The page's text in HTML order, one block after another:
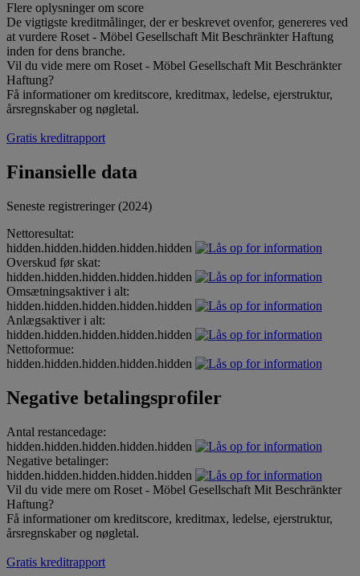
Flere oplysninger om score
De vigtigste kreditmålinger, der er beskrevet ovenfor, genereres ved
at vurdere Roset - Möbel Gesellschaft Mit Beschränkter Haftung
inden for dens branche.
Vil du vide mere om Roset - Möbel Gesellschaft Mit Beschränkter
Haftung?
Få informationer om kreditscore, kreditmax, ledelse, ejerstruktur,
årsregnskaber og nøgletal.
Gratis kreditrapport
Finansielle data
Seneste registreringer (2024)
Nettoresultat:
hidden.hidden.hidden.hidden.hidden
Overskud før skat:
hidden.hidden.hidden.hidden.hidden
Omsætningsaktiver i alt:
hidden.hidden.hidden.hidden.hidden
Anlægsaktiver i alt:
hidden.hidden.hidden.hidden.hidden
Nettoformue:
hidden.hidden.hidden.hidden.hidden
Negative betalingsprofiler
Antal restancedage:
hidden.hidden.hidden.hidden.hidden
Negative betalinger:
hidden.hidden.hidden.hidden.hidden
Vil du vide mere om Roset - Möbel Gesellschaft Mit Beschränkter
Haftung?
Få informationer om kreditscore, kreditmax, ledelse, ejerstruktur,
årsregnskaber og nøgletal.
Gratis kreditrapport